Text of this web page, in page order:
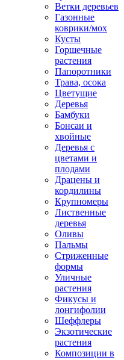
Ветки деревьев
Газонные
коврики/мох
Кусты
Горшечные
растения
Папоротники
Трава, осока
Цветущие
Деревья
Бамбуки
Бонсаи и
хвойные
Деревья с
цветами и
плодами
Драцены и
кордилины
Крупномеры
Лиственные
деревья
Оливы
Пальмы
Стриженные
формы
Уличные
растения
Фикусы и
лонгифолии
Шеффлеры
Экзотические
растения
Композиции в